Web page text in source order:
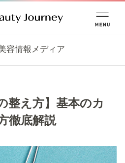
容情報メディア
整え方】基本のカ
徹底解説